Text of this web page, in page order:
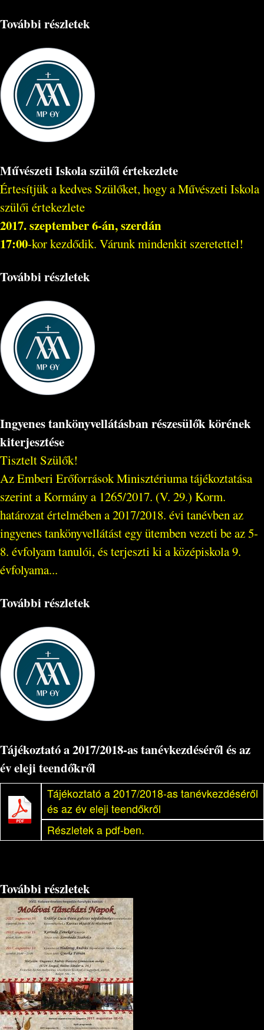
További részletek
Művészeti Iskola szülői értekezlete
Értesítjük a kedves Szülőket, hogy a Művészeti Iskola
szülői értekezlete
2017. szeptember 6-án, szerdán
17:00-kor kezdődik. Várunk mindenkit szeretettel!
További részletek
Ingyenes tankönyvellátásban részesülők körének
kiterjesztése
Tisztelt Szülők!
Az Emberi Erőforrások Minisztériuma tájékoztatása
szerint a Kormány a 1265/2017. (V. 29.) Korm.
határozat értelmében a 2017/2018. évi tanévben az
ingyenes tankönyvellátást egy ütemben vezeti be az 5-
8. évfolyam tanulói, és terjeszti ki a középiskola 9.
évfolyama...
További részletek
Tájékoztató a 2017/2018-as tanévkezdéséről és az
év eleji teendőkről
Tájékoztató a 2017/2018-as tanévkezdéséről
és az év eleji teendőkről
Részletek a pdf-ben.
További részletek